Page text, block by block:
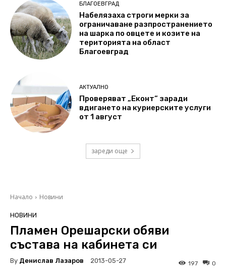
БЛАГОЕВГРАД
Набелязаха строги мерки за
ограничаване разпространението
на шарка по овцете и козите на
територията на област
Благоевград
АКТУАЛНО
Проверяват „Еконт“ заради
вдигането на куриерските услуги
от 1 август
зареди още